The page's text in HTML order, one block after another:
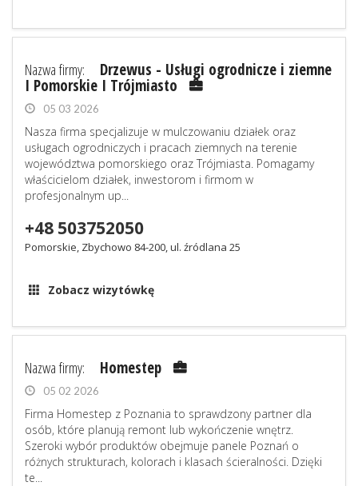
Nazwa firmy: Drzewus - Usługi ogrodnicze i ziemne
I Pomorskie I Trójmiasto
05 03 2026
Nasza firma specjalizuje w mulczowaniu działek oraz
usługach ogrodniczych i pracach ziemnych na terenie
województwa pomorskiego oraz Trójmiasta. Pomagamy
właścicielom działek, inwestorom i firmom w
profesjonalnym up...
+48 503752050
Pomorskie, Zbychowo 84-200, ul. źródlana 25
Zobacz wizytówkę
Nazwa firmy: Homestep
05 02 2026
Firma Homestep z Poznania to sprawdzony partner dla
osób, które planują remont lub wykończenie wnętrz.
Szeroki wybór produktów obejmuje panele Poznań o
różnych strukturach, kolorach i klasach ścieralności. Dzięki
te...